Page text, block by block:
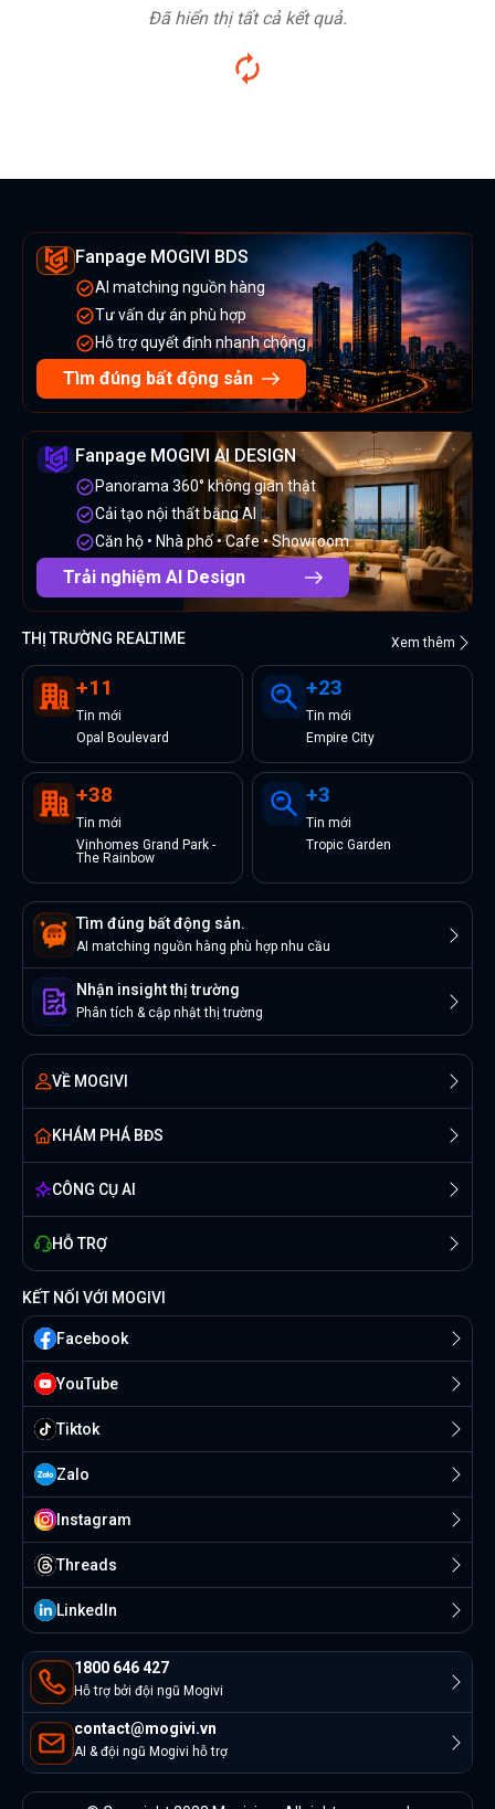
Đã hiển thị tất cả kết quả.
Fanpage MOGIVI BDS
AI matching nguồn hàng
Tư vấn dự án phù hợp
Hỗ trợ quyết định nhanh chóng
Tìm đúng bất động sản
Fanpage MOGIVI AI DESIGN
Panorama 360° không gian thật
Cải tạo nội thất bằng AI
Căn hộ • Nhà phố • Cafe • Showroom
Trải nghiệm AI Design
THỊ TRƯỜNG REALTIME Xem thêm
+11
Tin mới
Opal Boulevard
+23
Tin mới
Empire City
+38
Tin mới
Vinhomes Grand Park -
The Rainbow
+3
Tin mới
Tropic Garden
Tìm đúng bất động sản.
AI matching nguồn hàng phù hợp nhu cầu
Nhận insight thị trường
Phân tích & cập nhật thị trường
VỀ MOGIVI
KHÁM PHÁ BĐS
CÔNG CỤ AI
HỖ TRỢ
1800 646 427
Hỗ trợ bởi đội ngũ Mogivi
contact@mogivi.vn
AI & đội ngũ Mogivi hỗ trợ
KẾT NỐI VỚI MOGIVI
Facebook
YouTube
Tiktok
Zalo
Instagram
Threads
Linkedln